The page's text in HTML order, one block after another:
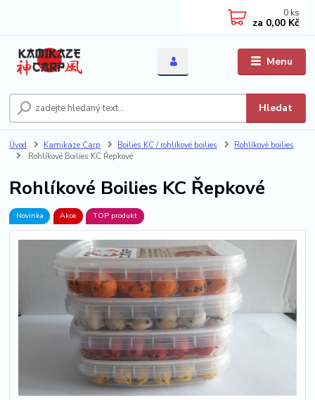
Menu
Hledat
0 ks
za 0,00 Kč
Úvod Kamikaze Carp Boilies KC / rohlíkové boilies
Rohlíkové boilies
Rohlíkové Boilies KC Řepkové
Rohlíkové Boilies KC Řepkové
Novinka Akce TOP produkt